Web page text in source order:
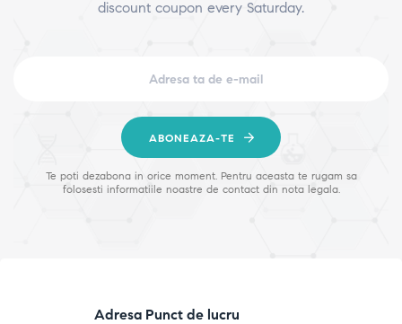
discount coupon every Saturday.
ABONEAZA-TE
Te poti dezabona in orice moment. Pentru aceasta te rugam sa
folosesti informatiile noastre de contact din nota legala.
Adresa Punct de lucru